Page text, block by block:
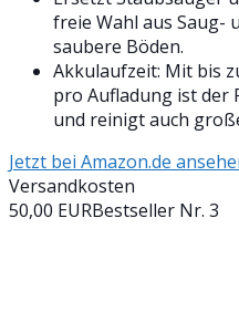
freie Wahl aus Saug-
saubere Böden.
Akkulaufzeit: Mit bis
pro Aufladung ist der
und reinigt auch
Jetzt bei Amazon.de
Versandkosten
50,00 EURBestseller Nr. 3